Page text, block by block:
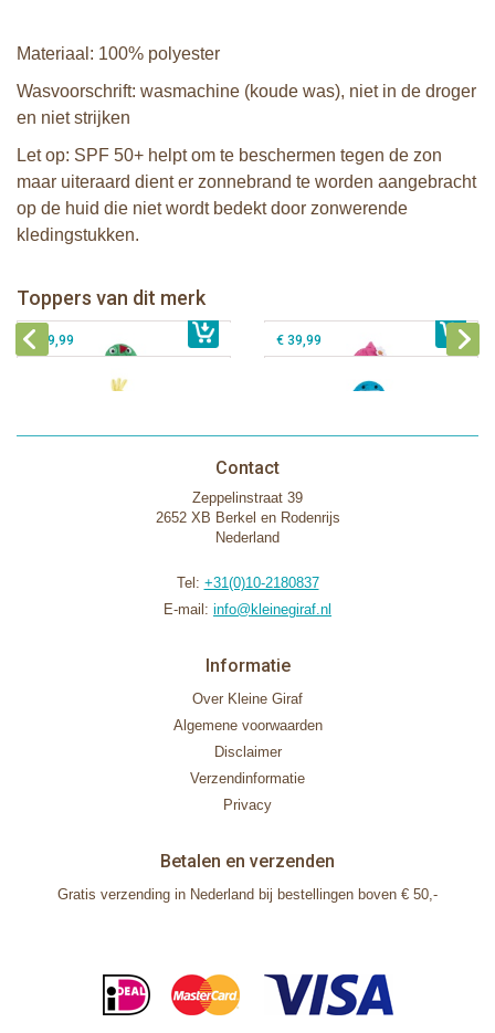
Materiaal: 100% polyester
Wasvoorschrift: wasmachine (koude was), niet in de droger
en niet strijken
Let op: SPF 50+ helpt om te beschermen tegen de zon
maar uiteraard dient er zonnebrand te worden aangebracht
op de huid die niet wordt bedekt door zonwerende
kledingstukken.
Toppers van dit merk
€ 39,99
Zoocchini baby badcape - Puddles
the Duck
€ 29,99 € 39,99
Contact
Zeppelinstraat 39
2652 XB Berkel en Rodenrijs
Nederland
Tel: +31(0)10-2180837
E-mail: info@kleinegiraf.nl
Informatie
Over Kleine Giraf
Algemene voorwaarden
Disclaimer
Verzendinformatie
Privacy
Betalen en verzenden
Gratis verzending in Nederland bij bestellingen boven € 50,-